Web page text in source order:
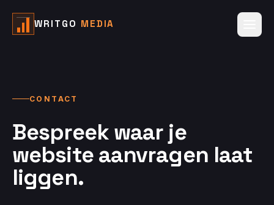
WRITGO MEDIA
CONTACT
Bespreek waar je
website aanvragen laat
liggen.